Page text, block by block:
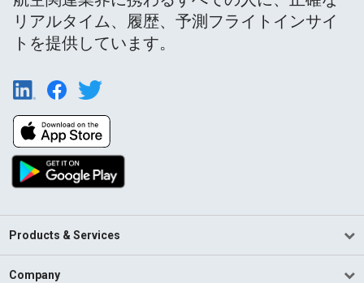
リアルタイム、履歴、予測フライトインサイ
トを提供しています。
Products & Services
Company